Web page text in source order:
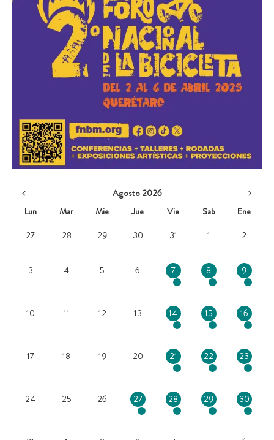
Agosto 2026
Lun
Mar Mie Jue Vie Sab
Ene
27
28 29 30 31 1 2
3 4 5 6 7 8 9
10 11 12 13 14 15 16
17 18 19 20 21 22 23
24 25 26 27 28 29 30